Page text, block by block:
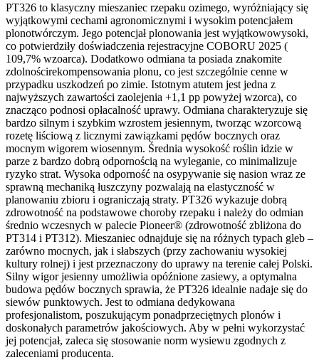
PT326 to klasyczny mieszaniec rzepaku ozimego, wyróżniający się
wyjątkowymi cechami agronomicznymi i wysokim potencjałem
plonotwórczym. Jego potencjał plonowania jest wyjątkowowysoki,
co potwierdziły doświadczenia rejestracyjne COBORU 2025 (
109,7% wzoarca). Dodatkowo odmiana ta posiada znakomite
zdolnościrekompensowania plonu, co jest szczególnie cenne w
przypadku uszkodzeń po zimie. Istotnym atutem jest jedna z
najwyższych zawartości zaolejenia +1,1 pp powyżej wzorca), co
znacząco podnosi opłacalność uprawy. Odmiana charakteryzuje się
bardzo silnym i szybkim wzrostem jesiennym, tworząc wzorcową
rozetę liściową z licznymi zawiązkami pędów bocznych oraz
mocnym wigorem wiosennym. Średnia wysokość roślin idzie w
parze z bardzo dobrą odpornością na wyleganie, co minimalizuje
ryzyko strat. Wysoka odporność na osypywanie się nasion wraz ze
sprawną mechaniką łuszczyny pozwalają na elastyczność w
planowaniu zbioru i ograniczają straty. PT326 wykazuje dobrą
zdrowotność na podstawowe choroby rzepaku i należy do odmian
średnio wczesnych w palecie Pioneer® (zdrowotność zbliżona do
PT314 i PT312). Mieszaniec odnajduje się na różnych typach gleb –
zarówno mocnych, jak i słabszych (przy zachowaniu wysokiej
kultury rolnej) i jest przeznaczony do uprawy na terenie całej Polski.
Silny wigor jesienny umożliwia opóźnione zasiewy, a optymalna
budowa pędów bocznych sprawia, że PT326 idealnie nadaje się do
siewów punktowych. Jest to odmiana dedykowana
profesjonalistom, poszukującym ponadprzeciętnych plonów i
doskonałych parametrów jakościowych. Aby w pełni wykorzystać
jej potencjał, zaleca się stosowanie norm wysiewu zgodnych z
zaleceniami producenta.